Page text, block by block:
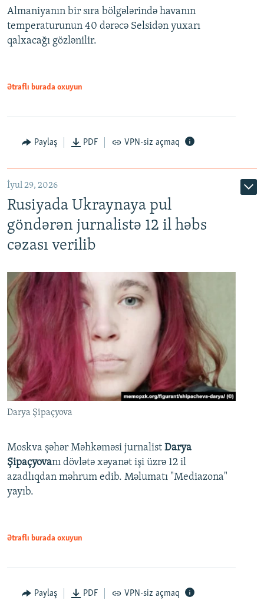
Almaniyanın bir sıra bölgələrində havanın
temperaturunun 40 dərəcə Selsidən yuxarı
qalxacağı gözlənilir.
Ətraflı burada oxuyun
Paylaş PDF VPN-siz açmaq
İyul 29, 2026
Rusiyada Ukraynaya pul
göndərən jurnalistə 12 il həbs
cəzası verilib
Darya Şipaçyova
Moskva şəhər Məhkəməsi jurnalist Darya
Şipaçyovanı dövlətə xəyanət işi üzrə 12 il
azadlıqdan məhrum edib. Məlumatı "Mediazona"
yayıb.
Ətraflı burada oxuyun
Paylaş PDF VPN-siz açmaq